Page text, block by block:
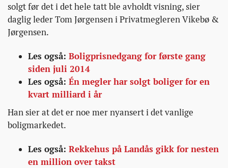
solgt før det i det hele tatt ble avholdt visning, sier
daglig leder Tom Jørgensen i Privatmegleren Vikebø &
Jørgensen.
Les også: Boligprisnedgang for første gang
siden juli 2014
Les også: Én megler har solgt boliger for en
kvart milliard i år
Han sier at det er noe mer nyansert i det vanlige
boligmarkedet.
Les også: Rekkehus på Landås gikk for nesten
en million over takst